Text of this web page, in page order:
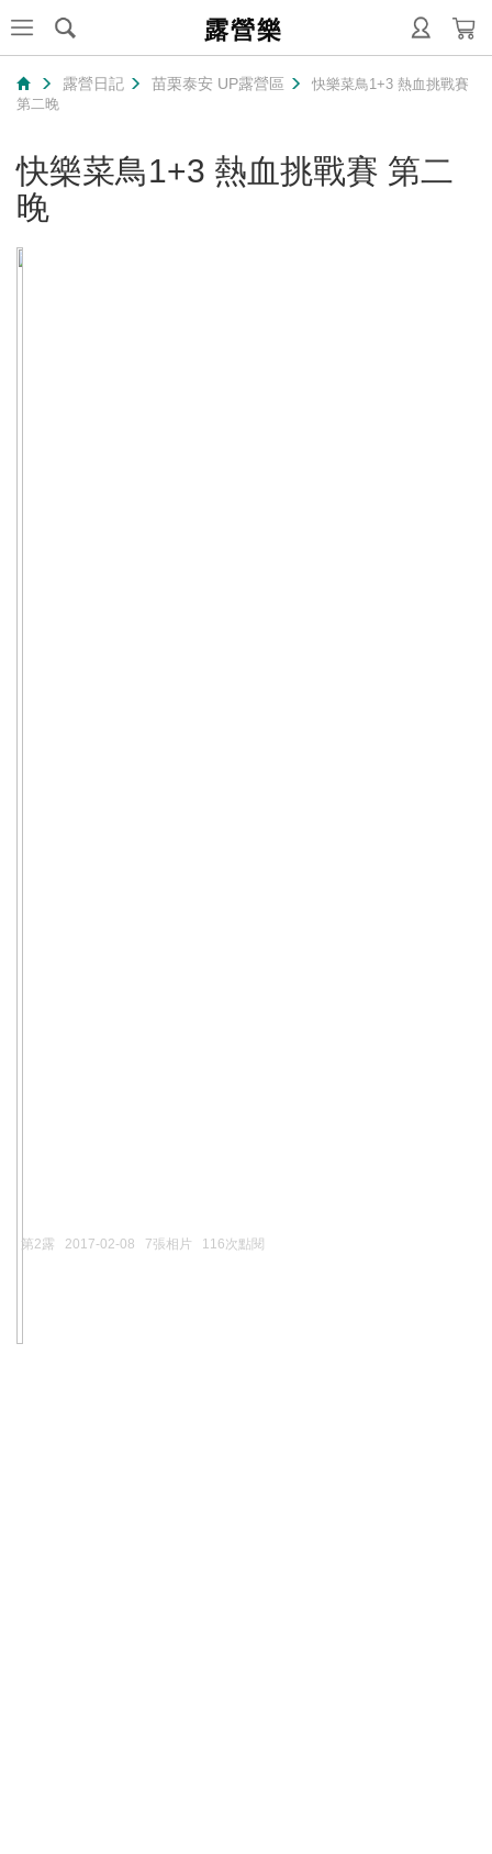
露營樂
露營日記 苗栗泰安 UP露營區
快樂菜鳥1+3 熱血挑戰賽
第二晚
快樂菜鳥1+3 熱血挑戰賽 第二
晚
第2露 2017-02-08 7張相片 116次點閱